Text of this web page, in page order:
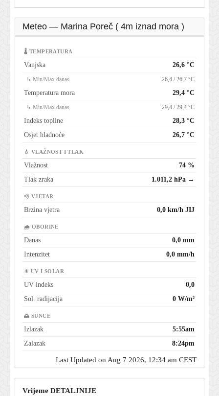
Meteo — Marina Poreč ( 4m iznad mora )
🌡 TEMPERATURA
Vanjska 26,6 °C
↳ Min/Max danas 26,4 / 26,7 °C
Temperatura mora 29,4 °C
↳ Min/Max danas 29,4 / 29,4 °C
Indeks topline
28,3 °C
Osjet hladnoće
26,7 °C
💧 VLAŽNOST I TLAK
Vlažnost
74 %
Tlak zraka
1.011,2 hPa →
💨 VJETAR
Brzina vjetra 0,0 km/h JIJ
🌧 OBORINE
Danas
0,0 mm
Intenzitet
0,0 mm/h
☀ UV I SOLAR
UV indeks
0,0
Sol. radijacija
0 W/m²
🌅 SUNCE
Izlazak
5:55am
Zalazak
8:24pm
Last Updated on Aug 7 2026, 12:34 am CEST
Vrijeme DETALJNIJE